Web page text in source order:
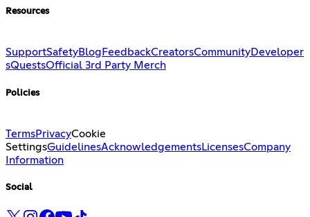
Resources
SupportSafetyBlog FeedbackCreatorsCommunityDeveloper
sQuestsOfficial 3rd Party Merch
Policies
TermsPrivacyCookie
SettingsGuidelinesAcknowledgementsLicensesCompany
Information
Social